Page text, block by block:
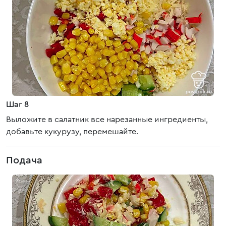
Шаг 8
Выложите в салатник все нарезанные ингредиенты,
добавьте кукурузу, перемешайте.
Подача